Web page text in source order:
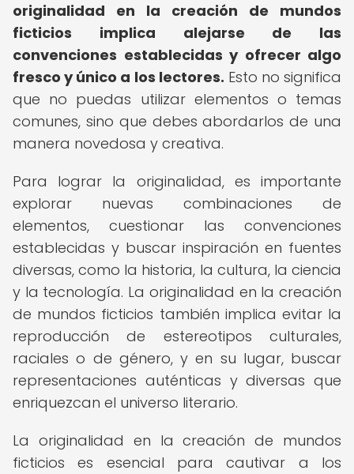
originalidad en la creación de mundos
ficticios implica alejarse de las
convenciones establecidas y ofrecer algo
fresco y único a los lectores. Esto no significa
que no puedas utilizar elementos o temas
comunes, sino que debes abordarlos de una
manera novedosa y creativa.
Para lograr la originalidad, es importante
explorar nuevas combinaciones de
elementos, cuestionar las convenciones
establecidas y buscar inspiración en fuentes
diversas, como la historia, la cultura, la ciencia
y la tecnología. La originalidad en la creación
de mundos ficticios también implica evitar la
reproducción de estereotipos culturales,
raciales o de género, y en su lugar, buscar
representaciones auténticas y diversas que
enriquezcan el universo literario.
La originalidad en la creación de mundos
ficticios es esencial para cautivar a los